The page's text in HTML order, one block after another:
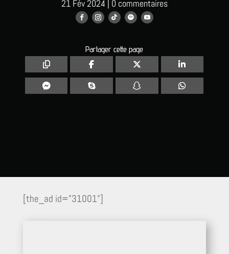
21 Fév 2024 | 0 commentaires
Partager cette page
[the_ad id="31001"]